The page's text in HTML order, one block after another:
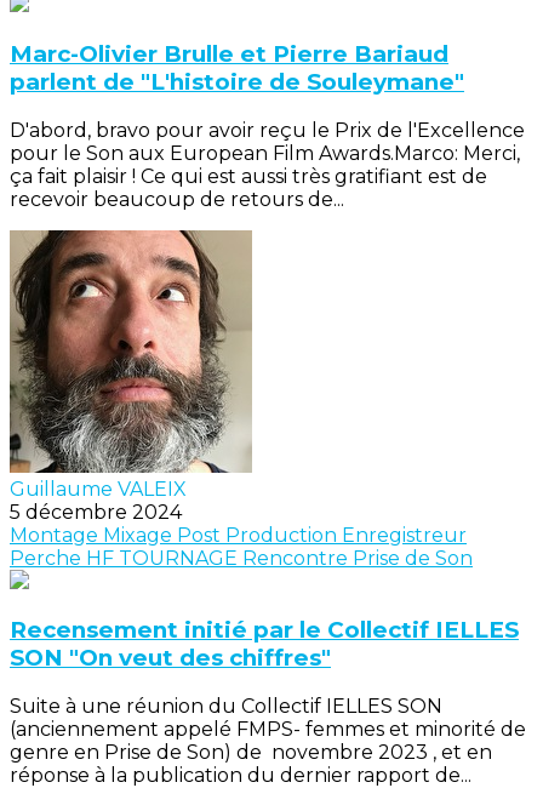
Marc-Olivier Brulle et Pierre Bariaud
parlent de "L'histoire de Souleymane"
D'abord, bravo pour avoir reçu le Prix de l'Excellence
pour le Son aux European Film Awards.Marco: Merci,
ça fait plaisir ! Ce qui est aussi très gratifiant est de
recevoir beaucoup de retours de...
Guillaume VALEIX
5 décembre 2024
Montage Mixage Post Production Enregistreur
Perche HF TOURNAGE Rencontre Prise de Son
Recensement initié par le Collectif IELLES
SON "On veut des chiffres"
Suite à une réunion du Collectif IELLES SON
(anciennement appelé FMPS- femmes et minorité de
genre en Prise de Son) de novembre 2023 , et en
réponse à la publication du dernier rapport de...